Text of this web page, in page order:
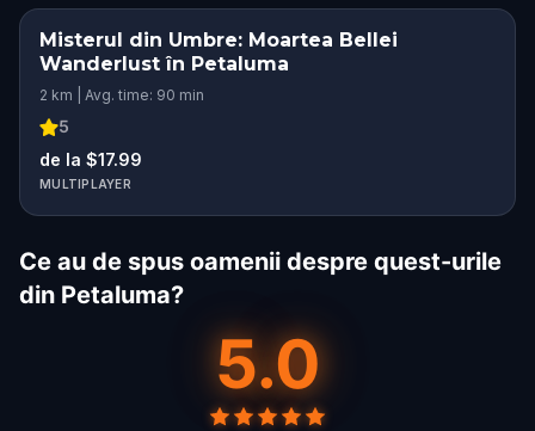
Misterul din Umbre: Moartea Bellei
Wanderlust în Petaluma
2 km | Avg. time: 90 min
5
de la $17.99
MULTIPLAYER
Ce au de spus oamenii despre quest-urile
din Petaluma?
5.0